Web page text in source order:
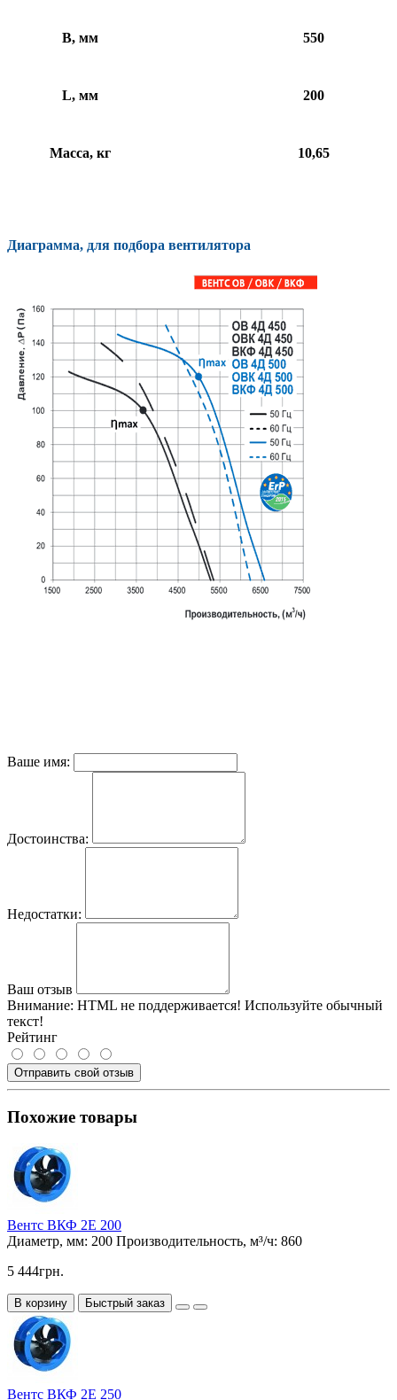
B, мм 550
L, мм 200
Масса, кг 10,65
Диаграмма, для подбора вентилятора
Ваше имя:
Достоинства:
Недостатки:
Ваш отзыв
Внимание: HTML не поддерживается! Используйте обычный
текст!
Рейтинг
Отправить свой отзыв
Похожие товары
Вентс ВКФ 2Е 200
Диаметр, мм: 200 Производительность, м³/ч: 860
5 444грн.
В корзину Быстрый заказ
Вентс ВКФ 2Е 250